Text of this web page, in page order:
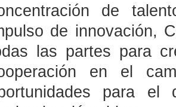
de
de innovación,
las partes para
en el
para el